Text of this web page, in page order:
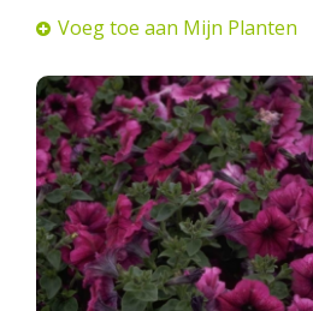
Voeg toe aan Mijn Planten